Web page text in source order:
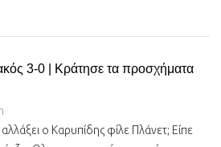
3-0 | Κράτησε τα προσχήματα
ο Καρυπίδης φίλε Πλάνετ; Είπε